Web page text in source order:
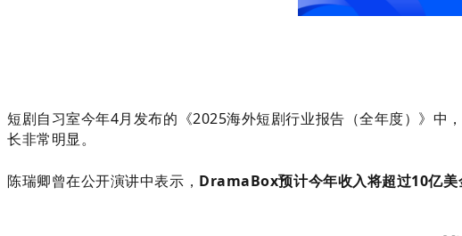
短剧自习室今年4月发布的《2025海外短剧行业报告（全年度）》
长非常明显。
陈瑞卿曾在公开演讲中表示， DramaBox预计今年收入将超过10亿美